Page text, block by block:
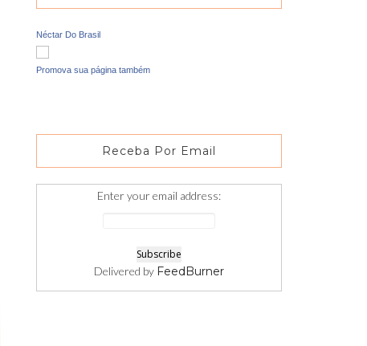
Néctar Do Brasil
Promova sua página também
Receba Por Email
Enter your email address:
Delivered by FeedBurner